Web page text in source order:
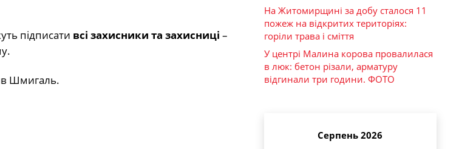
підписати всі захисники та захисниці –
Шмигаль.
На Житомирщині за добу сталося 11
пожеж на відкритих територіях:
горіли трава і сміття
У центрі Малина корова провалилася
в люк: бетон різали, арматуру
відгинали три години. ФОТО
Серпень 2026